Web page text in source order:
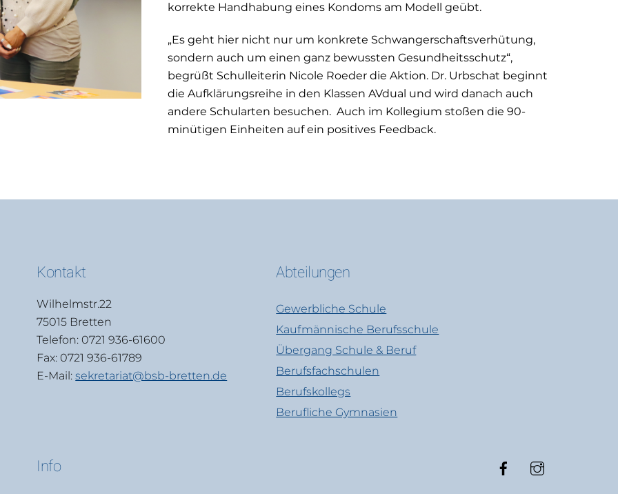
korrekte Handhabung eines Kondoms am Modell geübt.
„Es geht hier nicht nur um konkrete Schwangerschaftsverhütung,
sondern auch um einen ganz bewussten Gesundheitsschutz“,
begrüßt Schulleiterin Nicole Roeder die Aktion. Dr. Urbschat beginnt
die Aufklärungsreihe in den Klassen AVdual und wird danach auch
andere Schularten besuchen. Auch im Kollegium stoßen die 90-
minütigen Einheiten auf ein positives Feedback.
Kontakt
Wilhelmstr.22
75015 Bretten
Telefon: 0721 936-61600
Fax: 0721 936-61789
E-Mail: sekretariat@bsb-bretten.de
Abteilungen
Gewerbliche Schule
Kaufmännische Berufsschule
Übergang Schule & Beruf
Berufsfachschulen
Berufskollegs
Berufliche Gymnasien
Info Facebook